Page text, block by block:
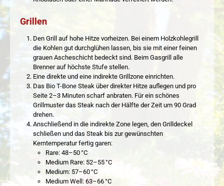
Grillen
Den Grill auf hohe Hitze vorheizen. Bei einem Holzkohlegrill
die Kohlen gut durchglühen lassen, bis sie mit einer feinen
grauen Ascheschicht bedeckt sind. Beim Gasgrill alle
Brenner auf höchste Stufe stellen.
Eine direkte und eine indirekte Grillzone einrichten.
Das Bio T-Bone Steak über direkter Hitze auflegen und pro
Seite 2–3 Minuten scharf anbraten. Für ein schönes
Grillmuster das Steak nach der Hälfte der Zeit um 90 Grad
drehen.
Anschließend in die indirekte Zone legen, den Grilldeckel
schließen und das Steak bis zur gewünschten
Kerntemperatur fertig garen:
Rare: 48–50 °C
Medium Rare: 52–55 °C
Medium: 57–60 °C
Medium Well: 63–66 °C